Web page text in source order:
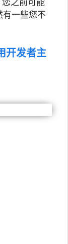
之前可能
有一些您不
开发者主